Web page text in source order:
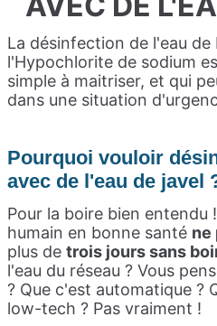
La désinfection de l'eau de
l'Hypochlorite de sodium
simple à maitriser, et qui
dans une situation
Pourquoi vouloir
avec de l'eau de javel
Pour la boire bien entendu
humain en bonne santé ne
plus de trois jours sans
l'eau du réseau ? Vous
? Que c'est automatique ?
low-tech ? Pas vraiment !